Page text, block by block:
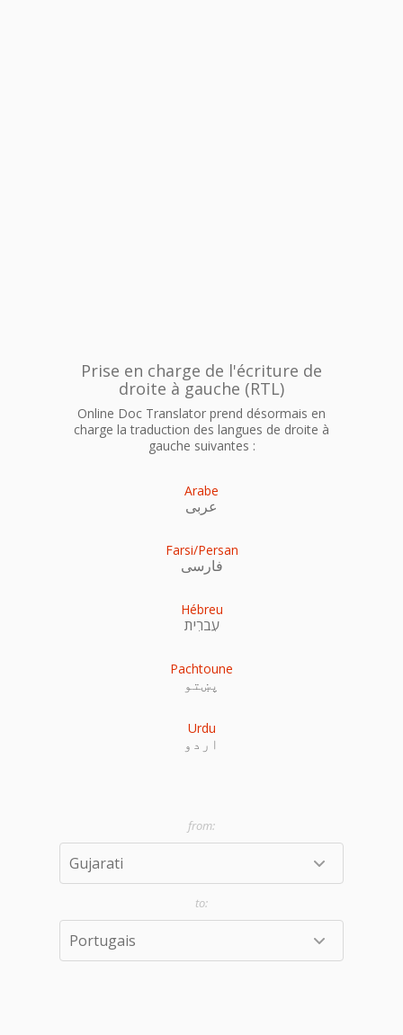
Prise en charge de l'écriture de
droite à gauche (RTL)
Online Doc Translator prend désormais en
charge la traduction des langues de droite à
gauche suivantes :
Arabe
عربى
Farsi/Persan
فارسی
Hébreu
עִברִית
Pachtoune
پښتو
Urdu
اردو